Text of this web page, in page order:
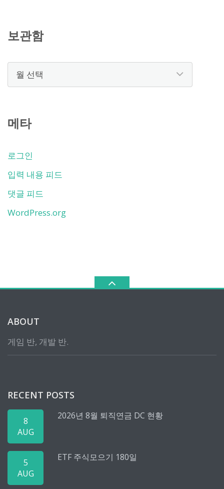
보관함
메타
로그인
입력 내용 피드
댓글 피드
WordPress.org
ABOUT
게임 반, 개발 반.
RECENT POSTS
8
AUG
2026년 8월 퇴직연금 DC 현황
5
AUG
ETF 주식모으기 180일